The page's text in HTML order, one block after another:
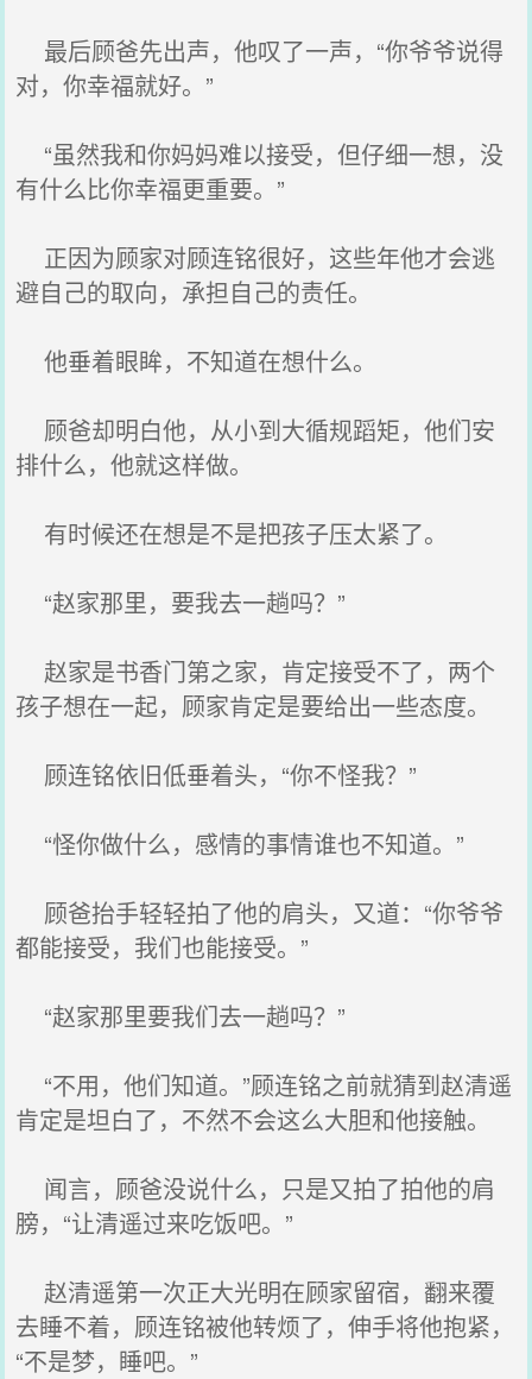
最后顾爸先出声，他叹了一声，“你爷爷说得
对，你幸福就好。”
“虽然我和你妈妈难以接受，但仔细一想，没
有什么比你幸福更重要。”
正因为顾家对顾连铭很好，这些年他才会逃
避自己的取向，承担自己的责任。
他垂着眼眸，不知道在想什么。
顾爸却明白他，从小到大循规蹈矩，他们安
排什么，他就这样做。
有时候还在想是不是把孩子压太紧了。
“赵家那里，要我去一趟吗？”
赵家是书香门第之家，肯定接受不了，两个
孩子想在一起，顾家肯定是要给出一些态度。
顾连铭依旧低垂着头，“你不怪我？”
“怪你做什么，感情的事情谁也不知道。”
顾爸抬手轻轻拍了他的肩头，又道：“你爷爷
都能接受，我们也能接受。”
“赵家那里要我们去一趟吗？”
“不用，他们知道。”顾连铭之前就猜到赵清遥
肯定是坦白了，不然不会这么大胆和他接触。
闻言，顾爸没说什么，只是又拍了拍他的肩
膀，“让清遥过来吃饭吧。”
赵清遥第一次正大光明在顾家留宿，翻来覆
去睡不着，顾连铭被他转烦了，伸手将他抱紧，
“不是梦，睡吧。”